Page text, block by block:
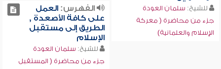
للشيخ: سلمان العودة
جزء من محاضرة ( معركة
الإسلام والعلمانية)
الفهرس:العمل
على كافة الأصعدة ,
الطريق إلى مستقبل
الإسلام
للشيخ: سلمان العودة
جزء من محاضرة ( المستقبل